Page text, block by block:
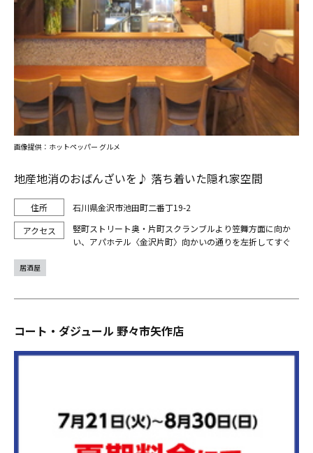
地産地消のおばんざいを♪ 落ち着いた隠れ家空間
石川県金沢市池田町二番丁19-2
竪町ストリート奥・片町スクランブルより笠舞方面に向か
い、アパホテル〈金沢片町〉向かいの通りを左折してすぐ
画像提供：ホットペッパー グルメ
居酒屋
コート・ダジュール 野々市矢作店